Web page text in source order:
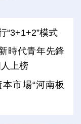
“3+1+2”模式
時代青年先鋒
上榜
市場“河南板